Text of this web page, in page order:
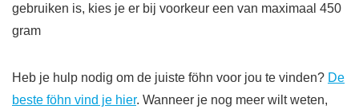
gebruiken is, kies je er bij voorkeur een van maximaal 450
gram
Heb je hulp nodig om de juiste föhn voor jou te vinden? De
beste föhn vind je hier. Wanneer je nog meer wilt weten,